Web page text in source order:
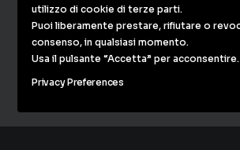
SL
C/ Moreto, 15 5º Izq. 28014
NIF B01880582
utilizzo di cookie di terze parti.
Puoi liberamente prestare, rifiutare o
consenso, in qualsiasi momento.
Usa il pulsante “Accetta” per acconsentire.
Privacy Preferences